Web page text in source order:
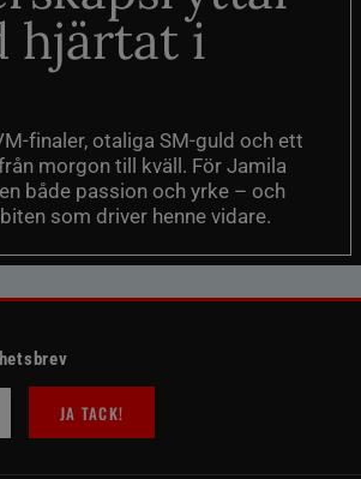
hjärtat i
finaler, otaliga SM-guld och ett
morgon till kväll. För Jamila
både passion och yrke – och
som driver henne vidare.
JA TACK!